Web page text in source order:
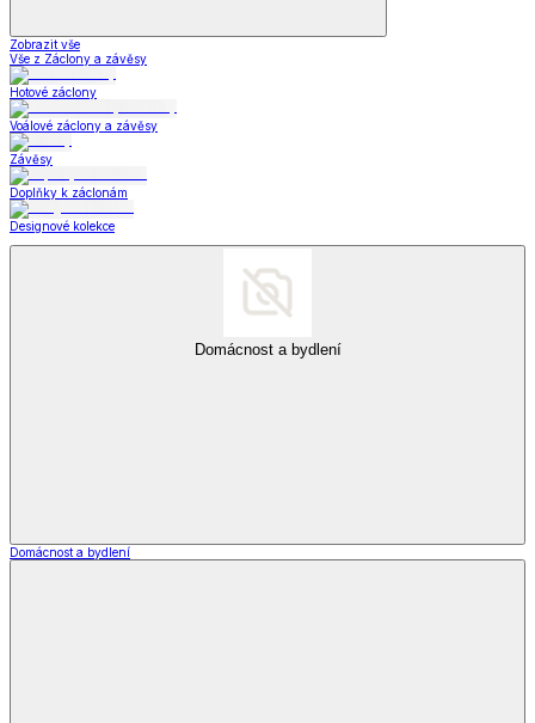
Zobrazit vše
Vše z Záclony a závěsy
Hotové záclony
Voálové záclony a závěsy
Závěsy
Doplňky k záclonám
Designové kolekce
Domácnost a bydlení
Domácnost a bydlení